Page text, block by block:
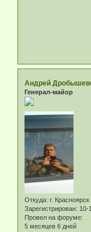
Андрей
Генерал-майор
Откуда: г. Красноярск
Зарегистрирован: 10-
Провел на форуме:
5 месяцев 6 дней